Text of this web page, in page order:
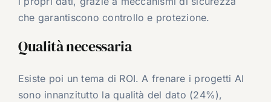
che garantiscono controllo e protezione.
Qualità necessaria
Esiste poi un tema di ROI. A frenare i progetti AI
sono innanzitutto la qualità del dato (24%),